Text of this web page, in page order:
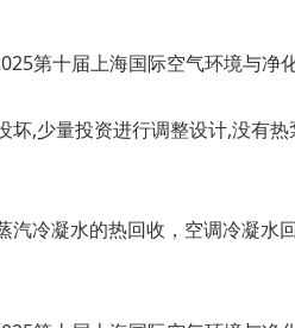
,少量投资进行调整设计,没有
冷凝水的热回收，空调冷凝